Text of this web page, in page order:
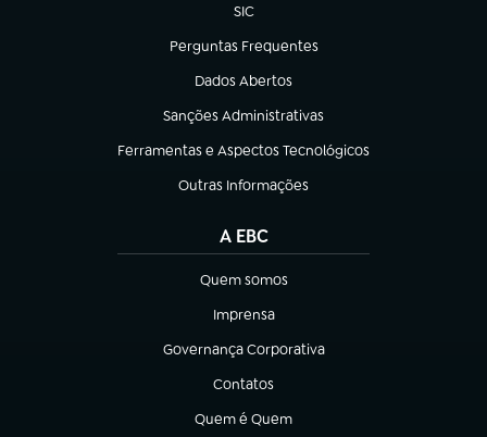
SIC
(abre em nova aba)
Perguntas Frequentes
(abre em nova aba)
Dados Abertos
(abre em nova aba)
Sanções Administrativas
(abre em nova aba)
Ferramentas e Aspectos Tecnológicos
(abre em nova aba)
Outras Informações
(abre em nova aba)
A EBC
Quem somos
(abre em nova aba)
Imprensa
(abre em nova aba)
Governança Corporativa
(abre em nova aba)
Contatos
(abre em nova aba)
Quem é Quem
(abre em nova aba)